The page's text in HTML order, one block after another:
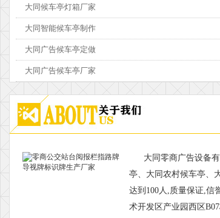
14:02:20
大同候车亭灯箱厂家
14:02:15
大同智能候车亭制作
14:02:10
大同广告候车亭定做
14:02:05
大同广告候车亭厂家
大同零商广告设备
亭、大同农村候车亭、
达到100人,质量保证,信
术开发区产业园西区